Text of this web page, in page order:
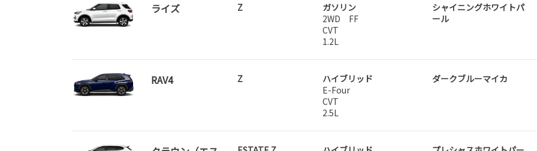
ライズ Z
ガソリン
2WD FF
CVT
1.2L
シャイニングホワイトパ
ール
RAV4 Z
ハイブリッド
E-Four
CVT
2.5L
ダークブルーマイカ